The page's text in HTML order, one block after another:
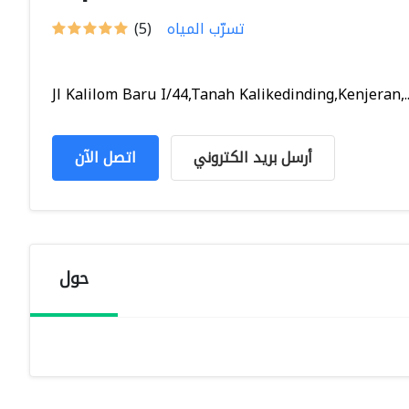
(5) تسرّب المياه
Jl Kalilom Baru I/44,Tanah
اتصل الآن أرسل بريد الكتروني
حول